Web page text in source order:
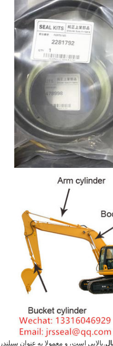
بالایی است، و معمولا به عنوان